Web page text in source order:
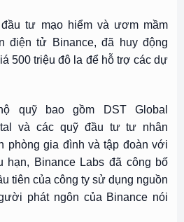
đầu tư mạo hiểm và ươm mầm
điện tử Binance, đã huy động
500 triệu đô la để hỗ trợ các dự
quỹ bao gồm DST Global
và các quỹ đầu tư tư nhân
phòng gia đình và tập đoàn với
Binance Labs đã công bố
tiên của công ty sử dụng nguồn
phát ngôn của Binance nói